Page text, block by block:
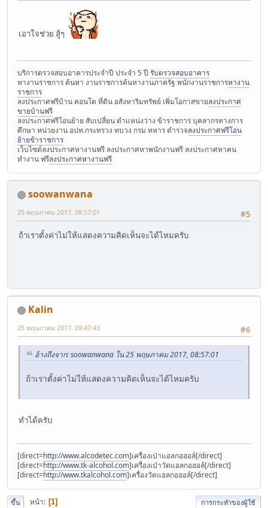
เอาใจช่วย สู้ๆ
บริการตรวจสอบอาคารประจำปี ประจำ 5 ปี รับตรวจสอบอาคาร
หางานราชการ ค้นหา งานราชการค้นหางานภาครัฐ พนักงานราชการหางาน
ราชการ
ลงประกาศฟรีบ้าน คอนโด ที่ดิน อสังหาริมทรัพย์ เพิ่มโอกาสขายลงประกาศ
ขายบ้านฟรี
ลงประกาศฟรีโอนย้าย สับเปลี่ยน ตำแหน่งว่าง ข้าราชการ บุคลากรทางการ
ศึกษา หน่วยงาน อปท.กระทรวง ทบวง กรม ทหาร ตำรวจลงประกาศฟรีโอน
ย้ายข้าราชการ
เว็บไซต์ลงประกาศหางานฟรี ลงประกาศหาพนักงานฟรี ลงประกาศหาคน
ทำงาน ฟรีลงประกาศหางานฟรี
soowanwana
#5
25 พฤษภาคม 2017, 08:57:01
ถ้าเราตั้งค่าไม่ให้แสดงความคิดเห็นจะได้ไหมครับ
Kalin
#6
25 พฤษภาคม 2017, 09:47:43
อ้างถึงจาก: soowanwana ใน 25 พฤษภาคม 2017, 08:57:01
ถ้าเราตั้งค่าไม่ให้แสดงความคิดเห็นจะได้ไหมครับ
ทำได้ครับ
[direct=http://www.alcodetec.com]เครื่องเป่าแอลกอฮอล์[/direct]
[direct=http://www.tk-alcohol.com]เครื่องเป่าวัดแอลกอฮอล์[/direct]
[direct=http://www.tkalcohol.com]เครื่องวัดแอลกอฮอล์[/direct]
ขึ้น หน้า 1 การกระทำของผู้ใช้